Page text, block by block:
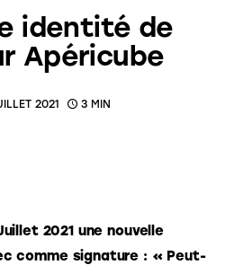
identité de
Apéricube
2021 3 MIN
2021 une nouvelle
comme signature : « Peut-